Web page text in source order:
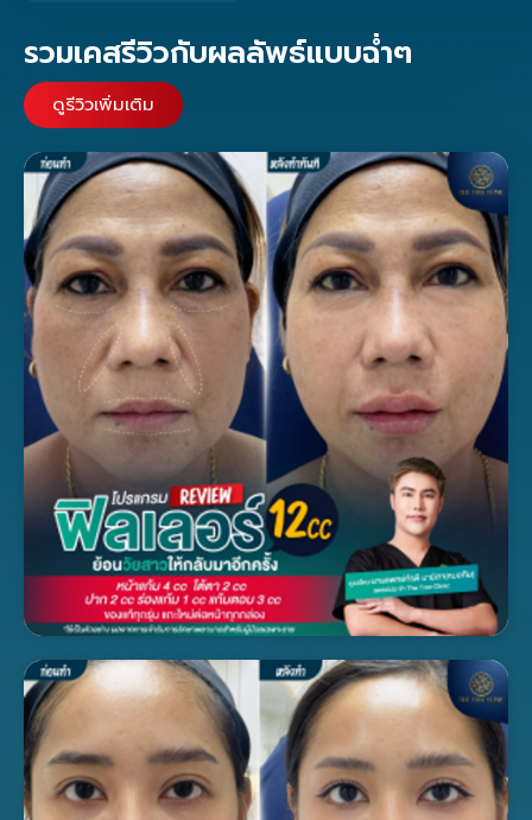
รวมเคสรีวิวกับผลลัพธ์แบบฉ่ำๆ
ดูรีวิวเพิ่มเติม